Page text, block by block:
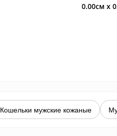
0.00см x
Кошельки мужские кожаные